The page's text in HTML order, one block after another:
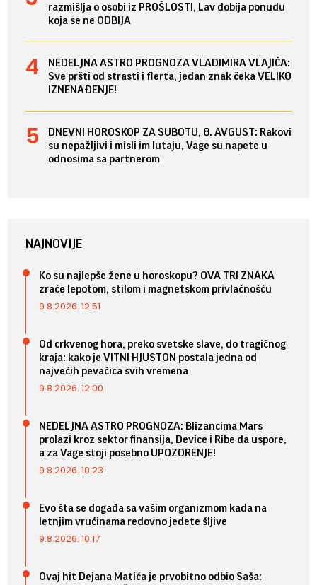
razmišlja o osobi iz PROŠLOSTI, Lav dobija ponudu
koja se ne ODBIJA
NEDELJNA ASTRO PROGNOZA VLADIMIRA VLAJIĆA:
Sve pršti od strasti i flerta, jedan znak čeka VELIKO
IZNENAĐENJE!
DNEVNI HOROSKOP ZA SUBOTU, 8. AVGUST: Rakovi
su nepažljivi i misli im lutaju, Vage su napete u
odnosima sa partnerom
NAJNOVIJE
Ko su najlepše žene u horoskopu? OVA TRI ZNAKA
zrače lepotom, stilom i magnetskom privlačnošću
9.8.2026. 12:51
Od crkvenog hora, preko svetske slave, do tragičnog
kraja: kako je VITNI HJUSTON postala jedna od
najvećih pevačica svih vremena
9.8.2026. 12:00
NEDELJNA ASTRO PROGNOZA: Blizancima Mars
prolazi kroz sektor finansija, Device i Ribe da uspore,
a za Vage stoji posebno UPOZORENJE!
9.8.2026. 10:23
Evo šta se događa sa vašim organizmom kada na
letnjim vrućinama redovno jedete šljive
9.8.2026. 10:17
Ovaj hit Dejana Matića je prvobitno odbio Saša: